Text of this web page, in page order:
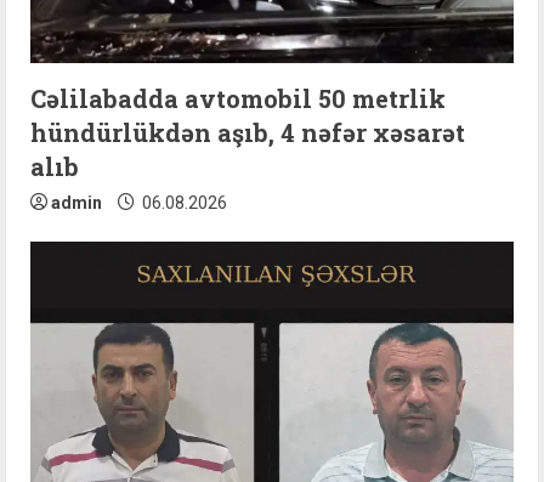
d
i
n
g
Cəlilabadda avtomobil 50 metrlik
hündürlükdən aşıb, 4 nəfər xəsarət
alıb
admin 06.08.2026